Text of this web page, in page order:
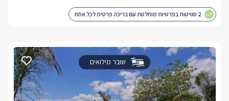
2 סוויטות בפרטיות מוחלטת עם בריכה פרטית לכל אחת
שובר מילואים